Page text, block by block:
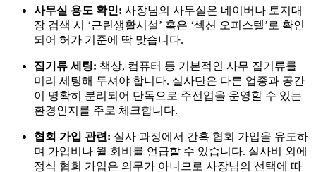
사무실 용도 확인: 사장님의 사무실은 네이버나 토지대
장 검색 시 ‘근린생활시설’ 혹은 ‘섹션 오피스텔’로 확인
되어 허가 기준에 딱 맞습니다.
집기류 세팅: 책상, 컴퓨터 등 기본적인 사무 집기류를
미리 세팅해 두셔야 합니다. 실사단은 다른 업종과 공간
이 명확히 분리되어 단독으로 주선업을 운영할 수 있는
환경인지를 주로 체크합니다.
협회 가입 관련: 실사 과정에서 간혹 협회 가입을 유도하
며 가입비나 월 회비를 언급할 수 있습니다. 실사비 외에
정식 협회 가입은 의무가 아니므로 사장님의 선택에 따